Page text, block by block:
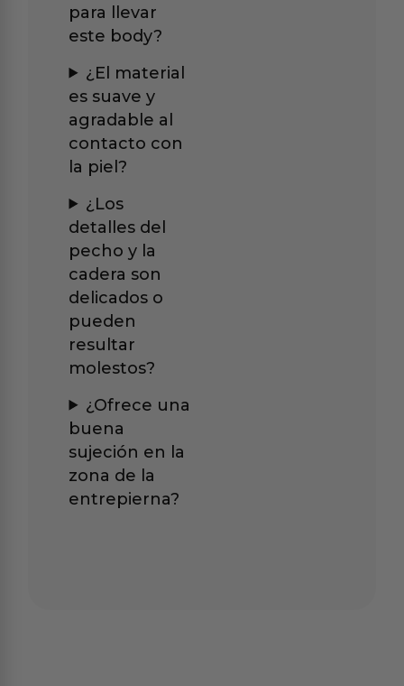
para llevar
este body?
¿El material
es suave y
agradable al
contacto con
la piel?
¿Los
detalles del
pecho y la
cadera son
delicados o
pueden
resultar
molestos?
¿Ofrece una
buena
sujeción en la
zona de la
entrepierna?